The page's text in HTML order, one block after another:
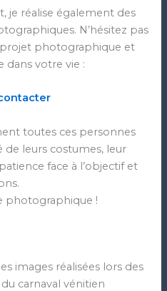
je réalise également des
N’hésitez pas
photographique et
votre vie :
toutes ces personnes
de leurs costumes, leur
face à l’objectif et
photographique !
images réalisées lors des
carnaval vénitien